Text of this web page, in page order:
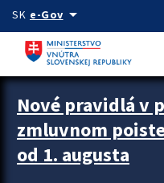
Preskocit na hlavný obsah
SK e-Govarrow_drop_down
Zastavit automatický posun
Nové pravidlá v
zmluvnom
od 1. augusta